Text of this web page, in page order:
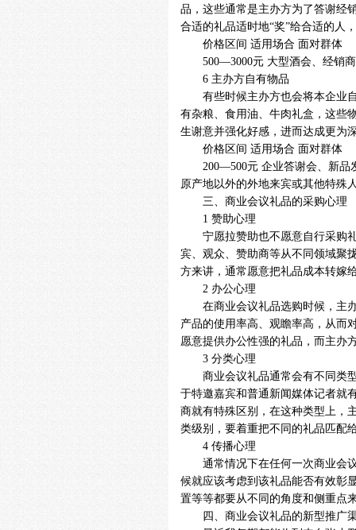
品，这些通常是主办方为了答谢经
合适的礼品适时地“奖”给合适的人
价格区间 适用场合 面对群体
500—3000元 大型酒会、经销商
6 主办方自有物品
有些时候主办方也会将本企业自
有杂粮、食用油、牛肉礼盒，这些
生谢意并强化好感，进而达成更为
价格区间 适用场合 面对群体
200—500元 企业答谢会、新品发
原产地以外的外地来宾或其他特殊
三、商业会议礼品的采购心理
1 赞助心理
宁愿拉赞助也不愿意自行采购礼
宾、观众、赞助商等从不同领域聚
方来讲，通常愿意把礼品成本转嫁
2 办公心理
在商业会议礼品选购时候，主办
产品的使用率高、观瞻率高，从而
愿意提供办公性强的礼品，而主办
3 分类心理
商业会议礼品通常会有不同类型
于特邀嘉宾和普通新闻媒体记者就
商就有特殊区别，在这种类型上，
类级别，要着重把不同的礼品匹配
4 传播心理
通常情况下在任何一次商业会议
候就应该考虑到该礼品能否有效彰
置等等都要从不同的角度和侧重点
四、商业会议礼品的新型推广